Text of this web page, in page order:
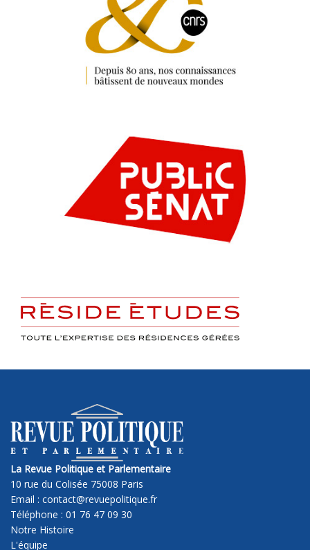
La Revue Politique et Parlementaire
10 rue du Colisée 75008 Paris
Email : contact@revuepolitique.fr
Téléphone : 01 76 47 09 30
Notre Histoire
L'équipe